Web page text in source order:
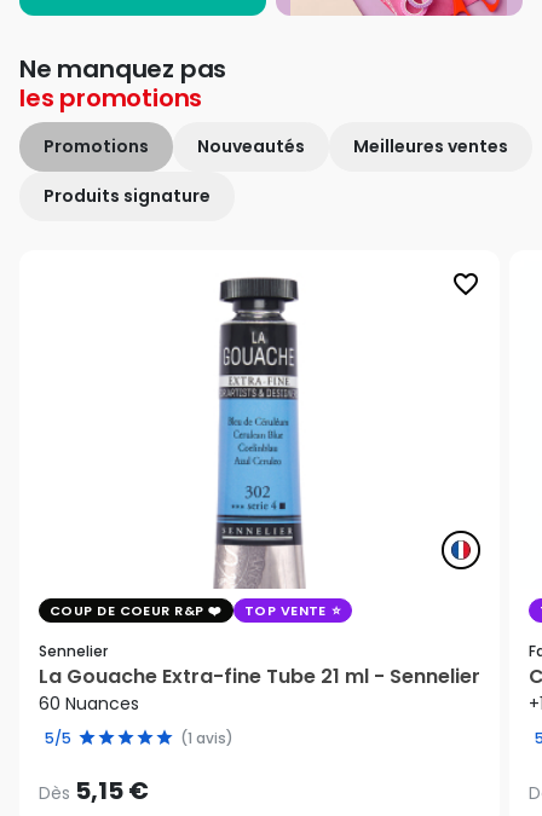
Ne manquez pas
les promotions
Promotions Nouveautés Meilleures ventes
Produits signature
favorite_border
COUP DE COEUR R&P TOP VENTE
Sennelier
La Gouache Extra-fine Tube 21 ml - Sennelier
60 Nuances
5/5 (1 avis)
Dès 5,15 €